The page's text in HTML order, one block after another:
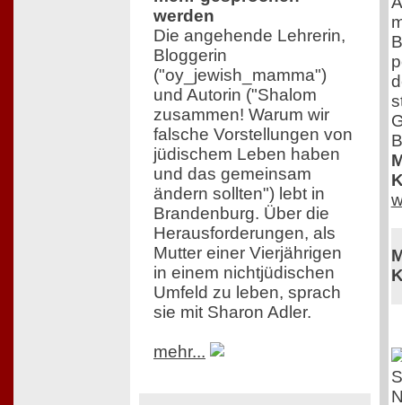
werden
Die angehende Lehrerin,
Bloggerin
("oy_jewish_mamma")
und Autorin ("Shalom
zusammen! Warum wir
falsche Vorstellungen von
jüdischem Leben haben
und das gemeinsam
ändern sollten") lebt in
Brandenburg. Über die
Herausforderungen, als
Mutter einer Vierjährigen
in einem nichtjüdischen
Umfeld zu leben, sprach
sie mit Sharon Adler.
mehr...